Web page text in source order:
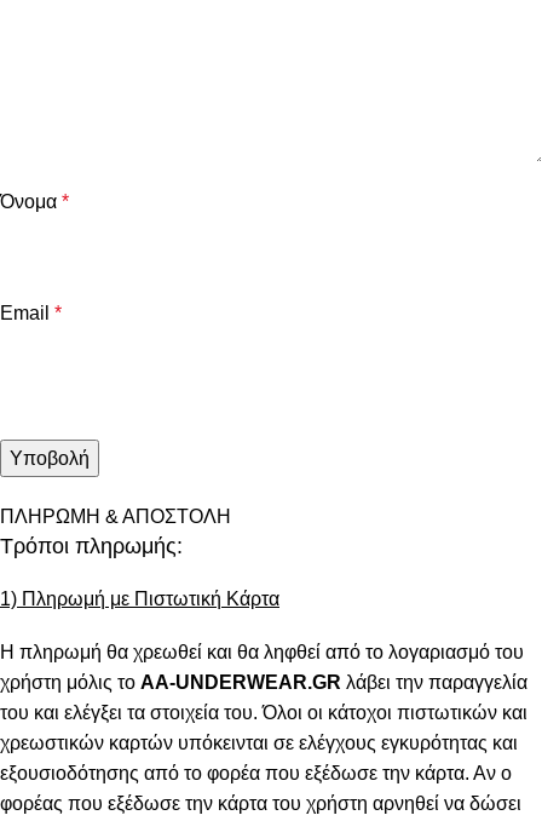
Όνομα *
Email *
ΠΛΗΡΩΜΗ & ΑΠΟΣΤΟΛΗ
Τρόποι πληρωμής:
1) Πληρωμή με Πιστωτική Κάρτα
Η πληρωμή θα χρεωθεί και θα ληφθεί από το λογαριασμό του
χρήστη μόλις το AA-UNDERWEAR.GR λάβει την παραγγελία
του και ελέγξει τα στοιχεία του. Όλοι οι κάτοχοι πιστωτικών και
χρεωστικών καρτών υπόκεινται σε ελέγχους εγκυρότητας και
εξουσιοδότησης από το φορέα που εξέδωσε την κάρτα. Αν ο
φορέας που εξέδωσε την κάρτα του χρήστη αρνηθεί να δώσει